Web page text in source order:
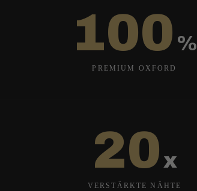
100 %
PREMIUM OXFORD
20 x
VERSTÄRKTE NÄHTE